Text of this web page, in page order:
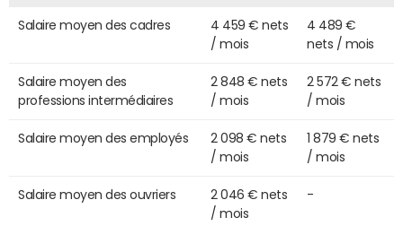
Salaire moyen des cadres
4 459 € nets
/ mois
4 489 €
nets / mois
Salaire moyen des
professions intermédiaires
2 848 € nets
/ mois
2 572 € nets
/ mois
Salaire moyen des employés
2 098 € nets
/ mois
1 879 € nets
/ mois
Salaire moyen des ouvriers
2 046 € nets
/ mois
-